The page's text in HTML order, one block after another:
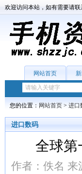
欢迎访问本站，如有需要请联
网站首页
您的位置： 网站首页 > 进口
进口数码
全球第
作者：佚名 来